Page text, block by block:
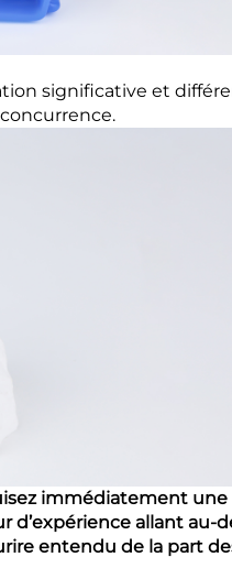
significative et
immédiatement
d’expérience allant au-
entendu de la part